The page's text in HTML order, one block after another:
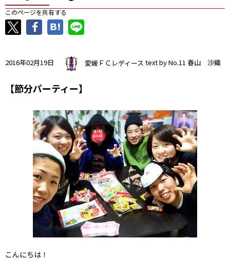
このページを共有する
2016年02月19日 愛媛ＦＣレディース text by No.11 春山 沙織
【節分パーティー】
こんにちは！